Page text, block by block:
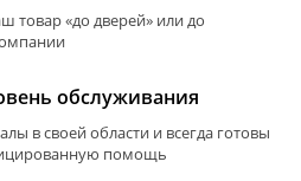
товар «до дверей» или до
обслуживания
в своей области и всегда готовы
помощь